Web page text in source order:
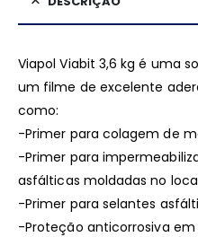
Viapol Viabit 3,6 kg é uma
um filme de excelente
como:
-Primer para colagem de
-Primer para
asfálticas moldadas no
-Primer para selantes
-Proteção anticorrosiva